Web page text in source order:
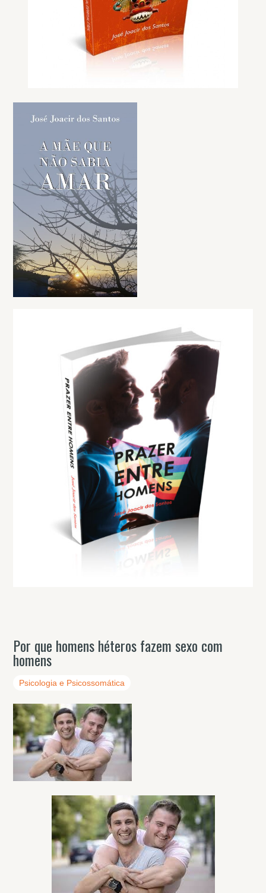
Por que homens héteros fazem sexo com
homens
Psicologia e Psicossomática